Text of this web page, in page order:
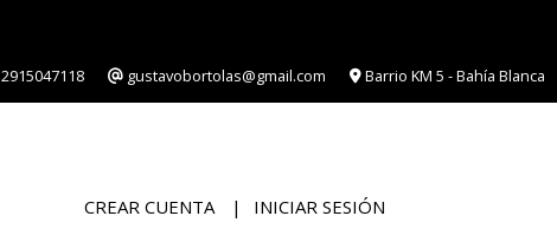
2915047118 gustavobortolas@gmail.com Barrio KM 5 - Bahía Blanca
CREAR CUENTA INICIAR SESIÓN